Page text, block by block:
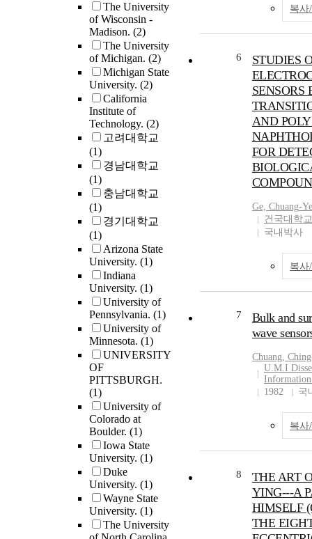
The University
of Wisconsin -
Madison. (2)
The University
of Michigan. (2)
Michigan State
University. (2)
California
Institute of
Technology. (2)
고려대학교
(1)
경남대학교
(1)
충남대학교
(1)
경기대학교
(1)
Arizona State
University. (1)
Indiana
University. (1)
University of
Pennsylvania. (1)
University of
Minnesota. (1)
UNIVERSITY
OF
PITTSBURGH.
(1)
University of
Colorado at
Boulder. (1)
Iowa State
University. (1)
Duke
University. (1)
Wayne State
University. (1)
The University
복사
6
STUDIES
SENSORS
AND
FOR
Ge, Chuang-Ye
건국대학교
국내박사
복사
7
Bulk and
wave
Chuang,
U.M.I
1982
국
복사
8
THE ART
YING---A
HIMSELF
THE